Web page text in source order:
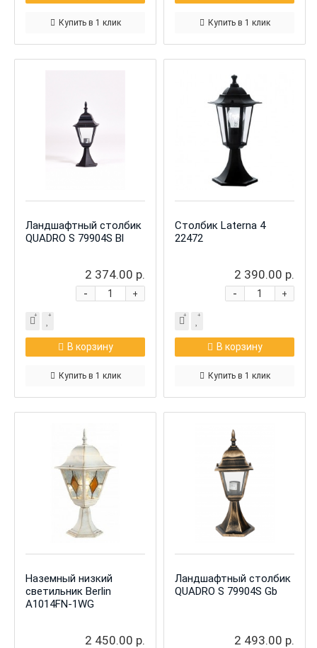
Купить в 1 клик Купить в 1 клик
Ландшафтный столбик
QUADRO S 79904S Bl
2 374.00 р.
+
-
В корзину
Купить в 1 клик
Столбик Laterna 4
22472
2 390.00 р.
+
-
В корзину
Купить в 1 клик
Наземный низкий
светильник Berlin
A1014FN-1WG
2 450.00 р.
Ландшафтный столбик
QUADRO S 79904S Gb
2 493.00 р.